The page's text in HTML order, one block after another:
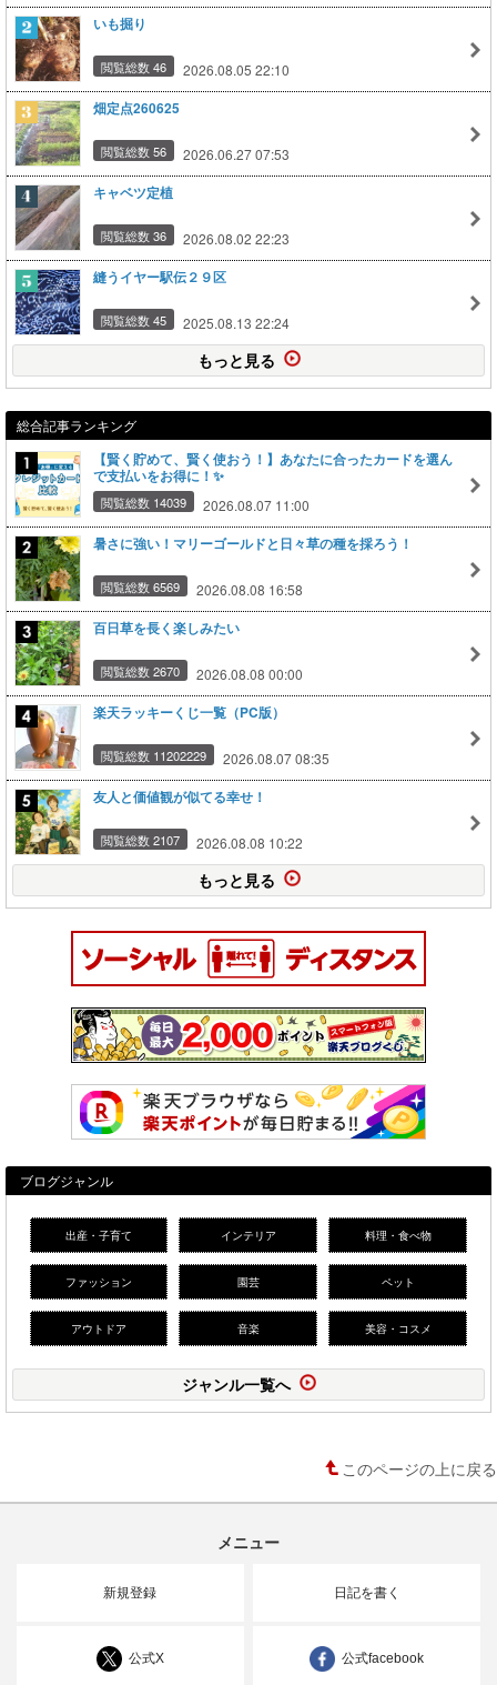
いも掘り
閲覧総数 46 2026.08.05 22:10
畑定点260625
閲覧総数 56 2026.06.27 07:53
キャベツ定植
閲覧総数 36 2026.08.02 22:23
縫うイヤー駅伝２９区
閲覧総数 45 2025.08.13 22:24
もっと見る
総合記事ランキング
【賢く貯めて、賢く使おう！】あなたに合ったカードを選ん
で支払いをお得に！✨
閲覧総数 14039 2026.08.07 11:00
暑さに強い！マリーゴールドと日々草の種を採ろう！
閲覧総数 6569 2026.08.08 16:58
百日草を長く楽しみたい
閲覧総数 2670 2026.08.08 00:00
楽天ラッキーくじ一覧（PC版）
閲覧総数 11202229 2026.08.07 08:35
友人と価値観が似てる幸せ！
閲覧総数 2107 2026.08.08 10:22
もっと見る
ブログジャンル
出産・子育て インテリア 料理・食べ物
ファッション 園芸 ペット
アウトドア 音楽 美容・コスメ
ジャンル一覧へ
このページの上に戻る
メニュー
新規登録 日記を書く
公式X 公式facebook